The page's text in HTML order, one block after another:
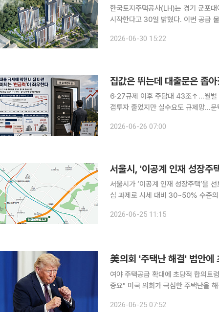
한국토지주택공사(LH)는 경기 군포
시작한다고 30일 밝혔다. 이번 공급 물량은 6년 분양전환 공공임대주택이다. 입주자는 6년간 임대
정할 수 있고 초기 주거비 부담도 낮
2026-06-30 15:22
6·27규제 이후 주담대 43조↑…월별
갭투자 줄었지만 실수요도 규제망…문턱 높아져 지난해 6·27 대출 규제 이후
여력이 줄면서 매수 가능성이 무주택
2026-06-26 07:00
서울시, '이공계 인재 성장주
서울시가 ‘이공계 인재 성장주택’을
심 과제로 시세 대비 30~50% 수준
자 모집을 시행한다고 밝혔다. 이번
2026-06-25 11:15
美의회 '주택난 해결' 법안
여야 주택공급 확대에 초당적 합의트
중요" 미국 의회가 극심한 주택난을 해결하기 위해 초당적으로 '주택 공급 확대' 법안에 합의했다. 그
2026-06-25 07:52